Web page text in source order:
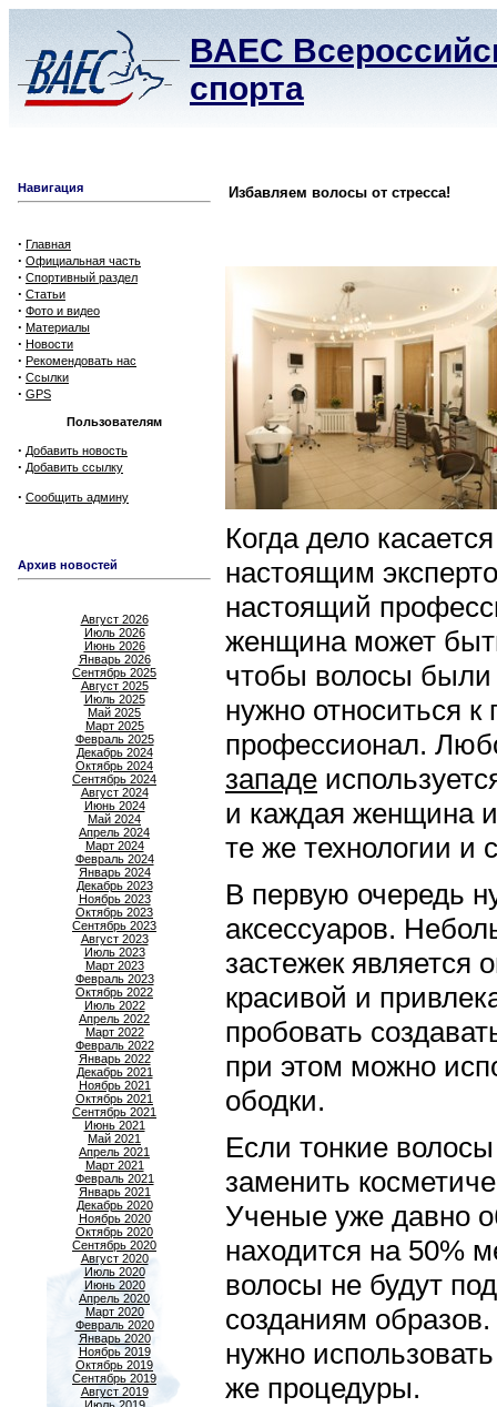
ВАЕС
спорта
Навигация
· Главная
· Официальная часть
· Спортивный раздел
· Статьи
· Фото и видео
· Материалы
· Новости
· Рекомендовать нас
· Ссылки
· GPS
Пользователям
· Добавить новость
· Добавить ссылку
· Сообщить админу
Архив новостей
Август 2026
Июль 2026
Июнь 2026
Январь 2026
Сентябрь 2025
Август 2025
Июль 2025
Май 2025
Март 2025
Февраль 2025
Декабрь 2024
Октябрь 2024
Сентябрь 2024
Август 2024
Июнь 2024
Май 2024
Апрель 2024
Март 2024
Февраль 2024
Январь 2024
Декабрь 2023
Ноябрь 2023
Октябрь 2023
Сентябрь 2023
Август 2023
Июль 2023
Март 2023
Февраль 2023
Октябрь 2022
Июль 2022
Апрель 2022
Март 2022
Февраль 2022
Январь 2022
Декабрь 2021
Ноябрь 2021
Октябрь 2021
Сентябрь 2021
Июнь 2021
Май 2021
Апрель 2021
Март 2021
Февраль 2021
Январь 2021
Декабрь 2020
Ноябрь 2020
Октябрь 2020
Сентябрь 2020
Август 2020
Июль 2020
Июнь 2020
Апрель 2020
Март 2020
Февраль 2020
Январь 2020
Ноябрь 2019
Октябрь 2019
Сентябрь 2019
Август 2019
Избавляем волосы от стресса!
Когда дело
настоящим
настоящий
женщина может
чтобы волосы были
нужно относиться к
профессионал.
западе
и каждая женщина
те же технологии и
В первую очередь
аксессуаров.
застежек является
красивой и
пробовать
при этом можно
ободки.
Если тонкие
заменить
Ученые уже давно
находится на 50%
волосы не будут
созданиям
нужно
же процедуры.